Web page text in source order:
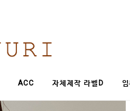
ACC 자체제작 라벨D